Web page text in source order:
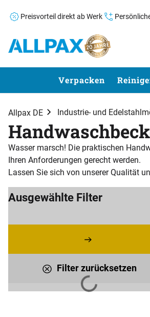
Preisvorteil direkt ab Werk
Zum Hauptinhalt springen
Verpacken
Allpax DE Industrie- und
Wasser marsch! Die praktischen
Ihren Anforderungen gerecht werden.
Lassen Sie sich von unserer Qualität
Lädt
Ausgewählte Filter
Filter zurücksetzen